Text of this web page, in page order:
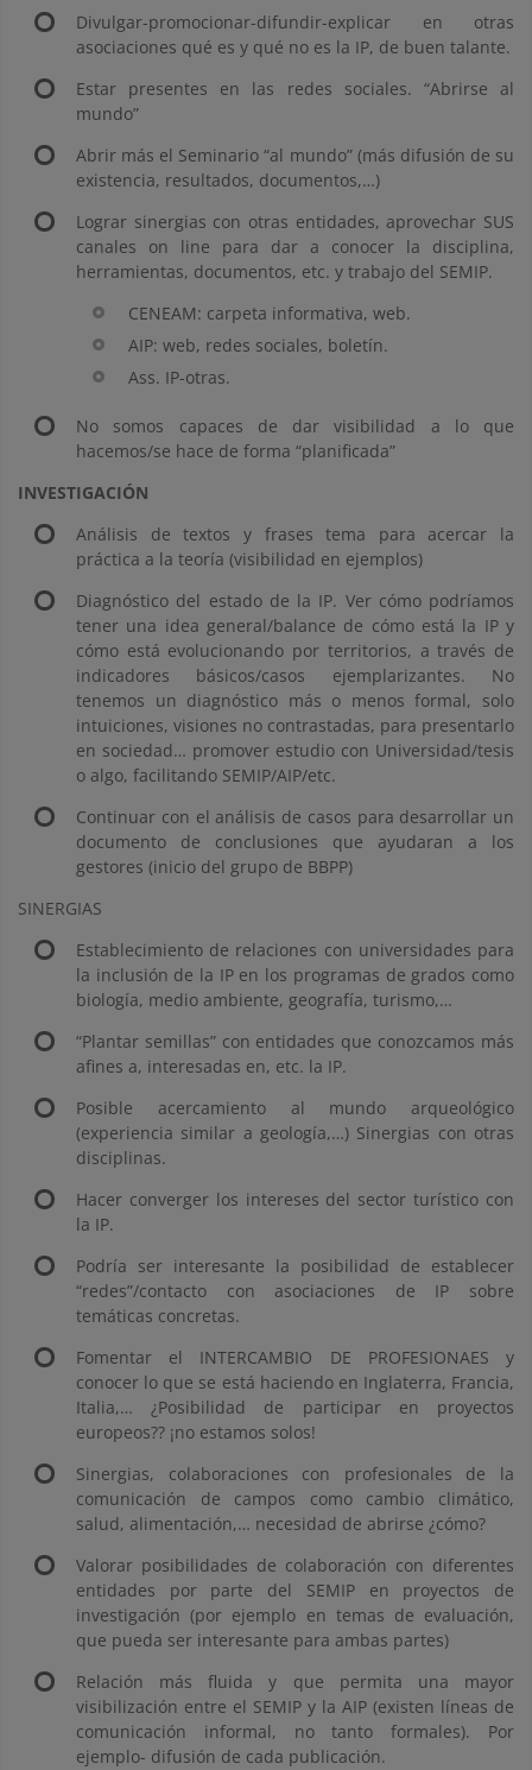
Divulgar-promocionar-difundir-explicar en otras
asociaciones qué es y qué no es la IP, de buen talante.
Estar presentes en las redes sociales. “Abrirse al
mundo”
Abrir más el Seminario “al mundo” (más difusión de su
existencia, resultados, documentos,…)
Lograr sinergias con otras entidades, aprovechar SUS
canales on line para dar a conocer la disciplina,
herramientas, documentos, etc. y trabajo del SEMIP.
CENEAM: carpeta informativa, web.
AIP: web, redes sociales, boletín.
Ass. IP-otras.
No somos capaces de dar visibilidad a lo que
hacemos/se hace de forma “planificada”
INVESTIGACIÓN
Análisis de textos y frases tema para acercar la
práctica a la teoría (visibilidad en ejemplos)
Diagnóstico del estado de la IP. Ver cómo podríamos
tener una idea general/balance de cómo está la IP y
cómo está evolucionando por territorios, a través de
indicadores básicos/casos ejemplarizantes. No
tenemos un diagnóstico más o menos formal, solo
intuiciones, visiones no contrastadas, para presentarlo
en sociedad… promover estudio con Universidad/tesis
o algo, facilitando SEMIP/AIP/etc.
Continuar con el análisis de casos para desarrollar un
documento de conclusiones que ayudaran a los
gestores (inicio del grupo de BBPP)
SINERGIAS
Establecimiento de relaciones con universidades para
la inclusión de la IP en los programas de grados como
biología, medio ambiente, geografía, turismo,…
“Plantar semillas” con entidades que conozcamos más
afines a, interesadas en, etc. la IP.
Posible acercamiento al mundo arqueológico
(experiencia similar a geología,…) Sinergias con otras
disciplinas.
Hacer converger los intereses del sector turístico con
la IP.
Podría ser interesante la posibilidad de establecer
“redes”/contacto con asociaciones de IP sobre
temáticas concretas.
Fomentar el INTERCAMBIO DE PROFESIONAES y
conocer lo que se está haciendo en Inglaterra, Francia,
Italia,… ¿Posibilidad de participar en proyectos
europeos?? ¡no estamos solos!
Sinergias, colaboraciones con profesionales de la
comunicación de campos como cambio climático,
salud, alimentación,… necesidad de abrirse ¿cómo?
Valorar posibilidades de colaboración con diferentes
entidades por parte del SEMIP en proyectos de
investigación (por ejemplo en temas de evaluación,
que pueda ser interesante para ambas partes)
Relación más fluida y que permita una mayor
visibilización entre el SEMIP y la AIP (existen líneas de
comunicación informal, no tanto formales). Por
ejemplo- difusión de cada publicación.